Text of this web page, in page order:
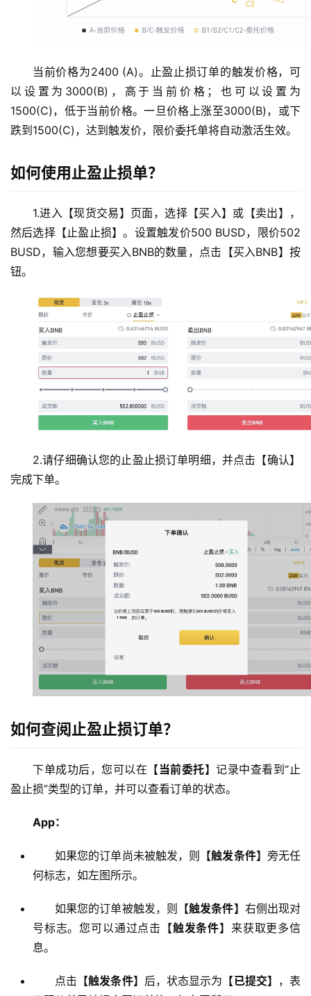
当前价格为2400 (A)。止盈止损订单的触发价格，可
以设置为3000(B)，高于当前价格；也可以设置为
1500(C)，低于当前价格。一旦价格上涨至3000(B)，或下
跌到1500(C)，达到触发价，限价委托单将自动激活生效。
如何使用止盈止损单？
1.进入【现货交易】页面，选择【买入】或【卖出】，
然后选择【止盈止损】。设置触发价500 BUSD，限价502
BUSD，输入您想要买入BNB的数量，点击【买入BNB】按
钮。
2.请仔细确认您的止盈止损订单明细，并点击【确认】
完成下单。
如何查阅止盈止损订单？
下单成功后，您可以在 【当前委托】记录中查看到“止
盈止损”类型的订单，并可以查看订单的状态。
App：
如果您的订单尚未被触发，则 【触发条件】 旁无任
何标志，如左图所示。
如果您的订单被触发，则 【触发条件】 右侧出现对
号标志。您可以通过点击 【触发条件】 来获取更多信
息。
点击 【触发条件】 后，状态显示为 【已提交】 ，表